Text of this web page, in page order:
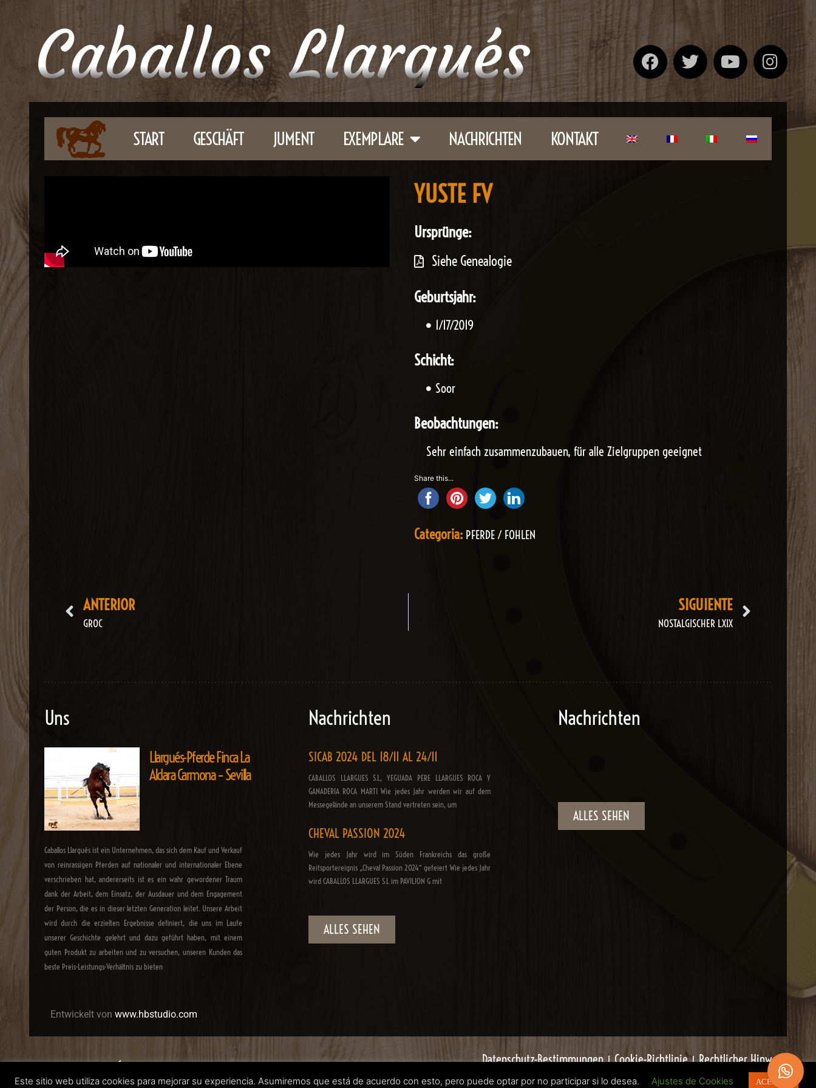
Caballos Llargués
START GESCHÄFT JUMENT EXEMPLARE NACHRICHTEN KONTAKT
YUSTE FV
Ursprünge:
Siehe Genealogie
Geburtsjahr:
1/17/2019
Schicht:
Soor
Beobachtungen:
Sehr einfach zusammenzubauen, für alle Zielgruppen geeignet
Share this...
Categoria: PFERDE / FOHLEN
ANTERIOR
GROC
SIGUIENTE
NOSTALGISCHER LXIX
Uns
Llargués-Pferde Finca La
Aldara Carmona – Sevilla
Caballos Llargués ist ein Unternehmen, das sich dem Kauf und Verkauf
von reinrassigen Pferden auf nationaler und internationaler Ebene
verschrieben hat, andererseits ist es ein wahr gewordener Traum
dank der Arbeit, dem Einsatz, der Ausdauer und dem Engagement
der Person, die es in dieser letzten Generation leitet. Unsere Arbeit
wird durch die erzielten Ergebnisse definiert, die uns im Laufe
unserer Geschichte gelehrt und dazu geführt haben, mit einem
guten Produkt zu arbeiten und zu versuchen, unseren Kunden das
beste Preis-Leistungs-Verhältnis zu bieten
Nachrichten
SICAB 2024 DEL 18/11 AL 24/11
CABALLOS LLARGUES S.L, YEGUADA PERE LLARGUES ROCA Y
GANADERIA ROCA MARTI Wie jedes Jahr werden wir auf dem
Messegelände an unserem Stand vertreten sein, um
CHEVAL PASSION 2024
Wie jedes Jahr wird im Süden Frankreichs das große
Reitsportereignis „Cheval Passion 2024“ gefeiert Wie jedes Jahr
wird CABALLOS LLARGUES S.L im PAVILION G mit
ALLES SEHEN
Nachrichten
ALLES SEHEN
Entwickelt von www.hbstudio.com
Datenschutz-Bestimmungen Cookie-Richtlinie
Rechtlicher Hinweis
Verkaufsbedingungen
Este sitio web utiliza cookies para mejorar su experiencia. Asumiremos que está de acuerdo con esto, pero puede optar por no participar si lo desea. Ajustes de Cookies ACEPTAR